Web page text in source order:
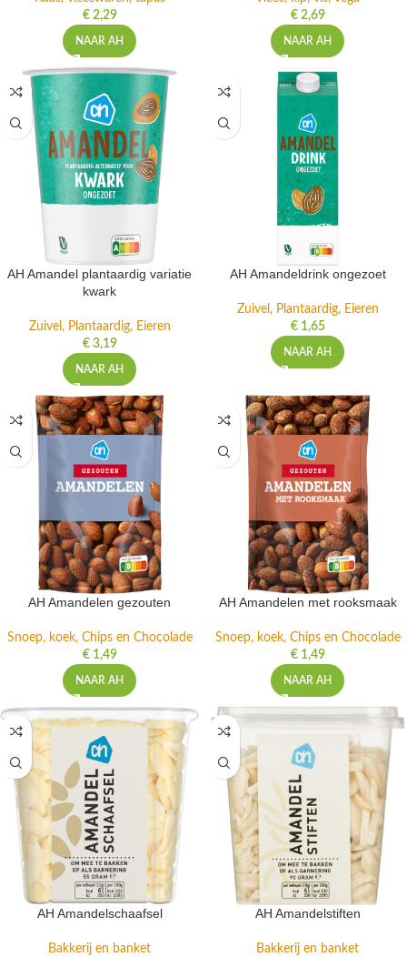
€2,29
NAAR AH
€2,69
NAAR AH
AH Amandel plantaardig variatie
kwark
Zuivel, Plantaardig, Eieren
€3,19
NAAR AH
AH Amandeldrink ongezoet
Zuivel, Plantaardig, Eieren
€1,65
NAAR AH
AH Amandelen gezouten
Snoep, koek, Chips en Chocolade
€1,49
NAAR AH
AH Amandelen met rooksmaak
Snoep, koek, Chips en Chocolade
€1,49
NAAR AH
AH Amandelschaafsel
Bakkerij en banket
AH Amandelstiften
Bakkerij en banket